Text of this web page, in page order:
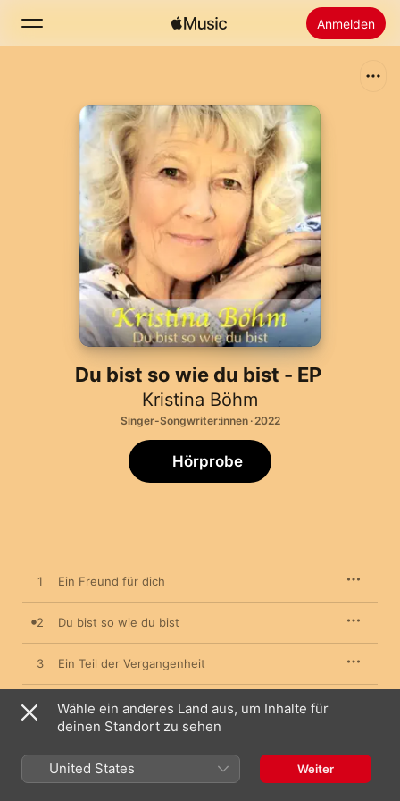
Anmelden
Startseite
Radio
Apple Music installieren
Du bist so wie du bist - EP
Kristina Böhm
Singer-Songwriter:innen · 2022
Hörprobe
1 Ein Freund für dich
2 Du bist so wie du bist
3 Ein Teil der Vergangenheit
4 Wahre Liebe
10. Oktober 2022
4 Titel, 12 Minuten
Wähle ein anderes Land aus, um Inhalte für
deinen Standort zu sehen
United States Weiter